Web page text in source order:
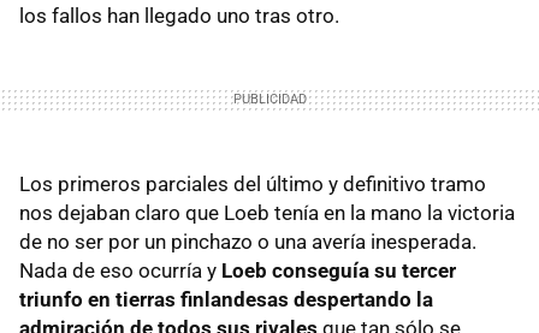
los fallos han llegado uno tras otro.
Los primeros parciales del último y definitivo tramo
nos dejaban claro que Loeb tenía en la mano la victoria
de no ser por un pinchazo o una avería inesperada.
Nada de eso ocurría y Loeb conseguía su tercer
triunfo en tierras finlandesas despertando la
admiración de todos sus rivales que tan sólo se